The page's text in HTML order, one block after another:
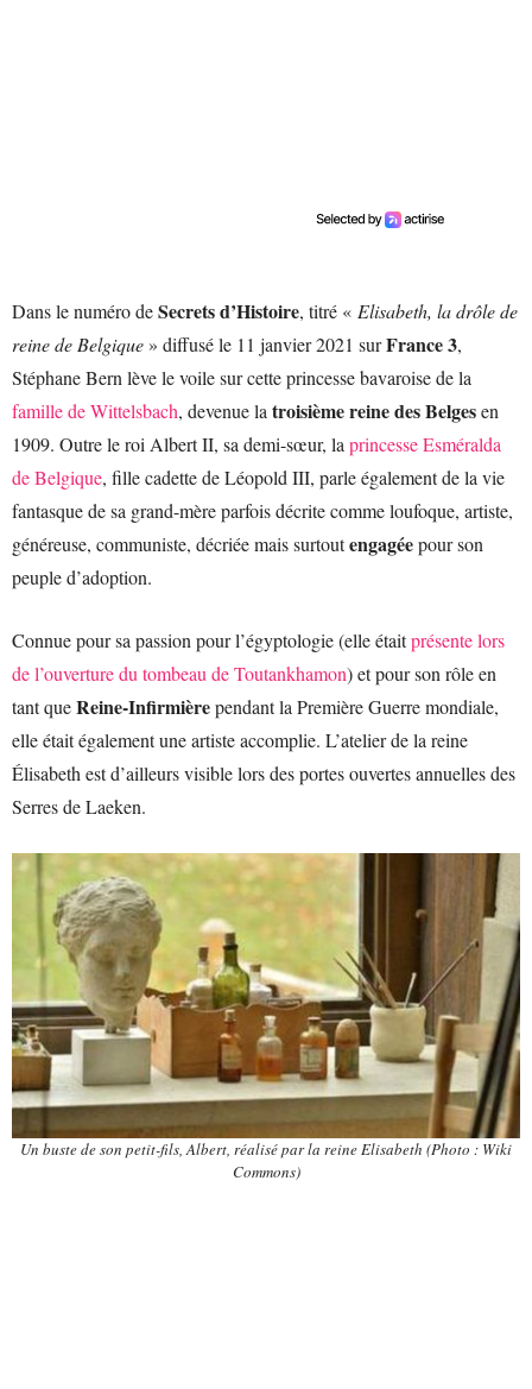
Dans le numéro deSecrets d’Histoire, titré « Elisabeth, la drôle de
reine de Belgique» diffusé le 11 janvier 2021 surFrance 3,
Stéphane Bern lève le voile sur cette princesse bavaroise de la
famille de Wittelsbach, devenue latroisième reine des Belgesen
1909. Outre le roi Albert II, sa demi-sœur, laprincesse Esméralda
de Belgique, fille cadette de Léopold III, parle également de la vie
fantasque de sa grand-mère parfois décrite comme loufoque, artiste,
généreuse, communiste, décriée mais surtoutengagéepour son
peuple d’adoption.
Connue pour sa passion pour l’égyptologie (elle étaitprésente lors
de l’ouverture du tombeau de Toutankhamon) et pour son rôle en
tant queReine-Infirmièrependant la Première Guerre mondiale,
elle était également une artiste accomplie. L’atelier de la reine
Élisabeth est d’ailleurs visible lors des portes ouvertes annuelles des
Serres de Laeken.
Un buste de son petit-fils, Albert, réalisé par la reine Elisabeth (Photo : Wiki
Commons)